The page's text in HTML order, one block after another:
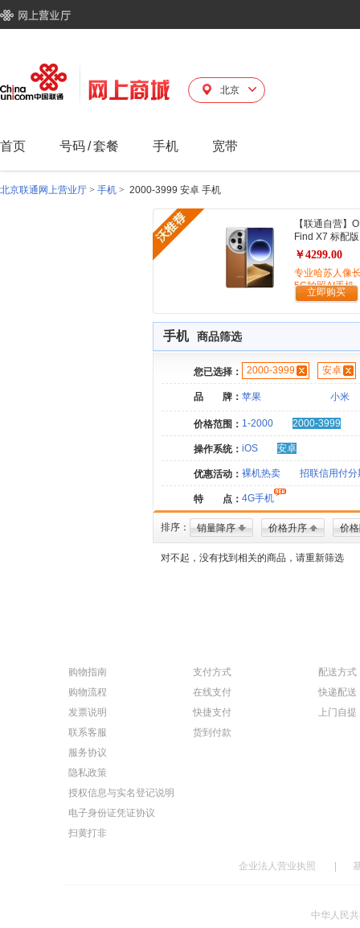
北京
首页 号码/套餐 手机 宽带
北京联通网上营业厅 > 手机 > 2000-3999 安卓 手机
【联通自营】
Find X7 标配版
￥4299.00
专业哈苏人像
5G拍照AI手机
立即购买
手机 商品筛选
您已选择： 2000-3999 安卓
品 牌： 苹果 小米
价格范围： 1-2000 2000-3999
操作系统： iOS 安卓
优惠活动： 裸机热卖 招联信用付分
特 点： 4G手机
排序： 销量降序 价格升序 价
对不起，没有找到相关的商品，请重新筛选
购物指南
购物流程
发票说明
联系客服
服务协议
隐私政策
授权信息与实名登记说明
电子身份证凭证协议
扫黄打非
支付方式
在线支付
快捷支付
货到付款
配送方式
快递配送
上门自提
企业法人营业执照
中华人民